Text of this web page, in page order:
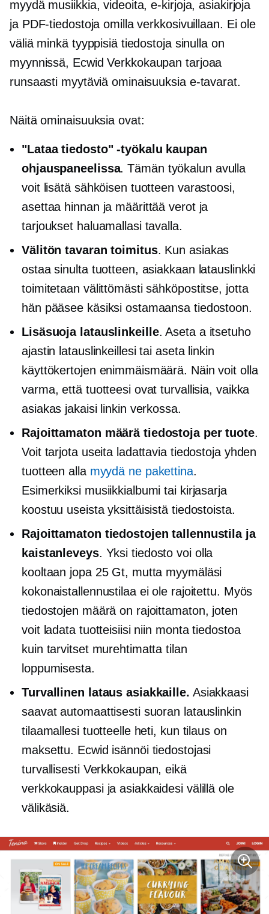
myydä musiikkia, videoita,e-kirjoja, asiakirjoja
ja PDF-tiedostoja omilla verkkosivuillaan. Ei ole
väliä minkä tyyppisiä tiedostoja sinulla on
myynnissä, EcwidVerkkokaupan tarjoaa
runsaasti myytäviä ominaisuuksia e-tavarat.
Näitä ominaisuuksia ovat:
"Lataa tiedosto" -työkalu kaupan
ohjauspaneelissa. Tämän työkalun avulla
voit lisätä sähköisen tuotteen varastoosi,
asettaa hinnan ja määrittää verot ja
tarjoukset haluamallasi tavalla.
Välitön tavaran toimitus. Kun asiakas
ostaa sinulta tuotteen, asiakkaan latauslinkki
toimitetaan välittömästi sähköpostitse, jotta
hän pääsee käsiksi ostamaansa tiedostoon.
Lisäsuoja latauslinkeille. Aseta a itsetuho
ajastin latauslinkeillesi tai aseta linkin
käyttökertojen enimmäismäärä. Näin voit olla
varma, että tuotteesi ovat turvallisia, vaikka
asiakas jakaisi linkin verkossa.
Rajoittamaton määrä tiedostoja per tuote.
Voit tarjota useita ladattavia tiedostoja yhden
tuotteen alla myydä ne pakettina.
Esimerkiksi musiikkialbumi tai kirjasarja
koostuu useista yksittäisistä tiedostoista.
Rajoittamaton tiedostojen tallennustila ja
kaistanleveys. Yksi tiedosto voi olla
kooltaan jopa 25 Gt, mutta myymäläsi
kokonaistallennustilaa ei ole rajoitettu. Myös
tiedostojen määrä on rajoittamaton, joten
voit ladata tuotteisiisi niin monta tiedostoa
kuin tarvitset murehtimatta tilan
loppumisesta.
Turvallinen lataus asiakkaille. Asiakkaasi
saavat automaattisesti suoran latauslinkin
tilaamallesi tuotteelle heti, kun tilaus on
maksettu. Ecwid isännöi tiedostojasi
turvallisesti Verkkokaupan, eikä
verkkokauppasi ja asiakkaidesi välillä ole
välikäsiä.